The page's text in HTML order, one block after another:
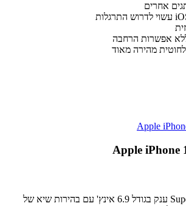
אחרים
ללא אפשרות הרחבה
מהירה מאוד
Apple iPhone
- מסך Super Retina XDR ענק בגודל 6.9 אינץ' עם בהירות שיא של